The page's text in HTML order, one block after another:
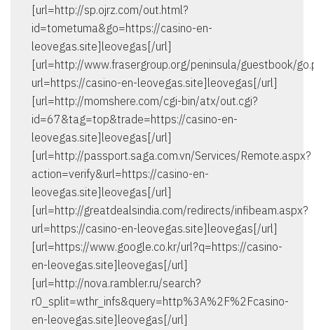
[url=http://sp.ojrz.com/out.html?
id=tometuma&go=https://casino-en-
leovegas.site]leovegas[/url]
[url=http://www.frasergroup.org/peninsula/guestbook/
url=https://casino-en-leovegas.site]leovegas[/url]
[url=http://momshere.com/cgi-bin/atx/out.cgi?
id=67&tag=top&trade=https://casino-en-
leovegas.site]leovegas[/url]
[url=http://passport.saga.com.vn/Services/Remote.aspx?
action=verify&url=https://casino-en-
leovegas.site]leovegas[/url]
[url=http://greatdealsindia.com/redirects/infibeam.aspx?
url=https://casino-en-leovegas.site]leovegas[/url]
[url=https://www.google.co.kr/url?q=https://casino-
en-leovegas.site]leovegas[/url]
[url=http://nova.rambler.ru/search?
r0_split=wthr_infs&query=http%3A%2F%2Fcasino-
en-leovegas.site]leovegas[/url]